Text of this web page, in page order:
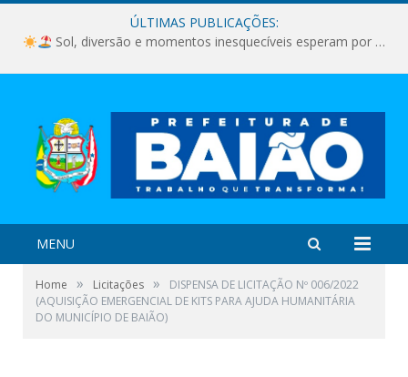
ÚLTIMAS PUBLICAÇÕES:
Sol, diversão e momentos inesquecíveis esperam por você!
MENU
Home » Licitações »
DISPENSA DE LICITAÇÃO Nº 006/2022
(AQUISIÇÃO EMERGENCIAL DE KITS PARA AJUDA HUMANITÁRIA
DO MUNICÍPIO DE BAIÃO)